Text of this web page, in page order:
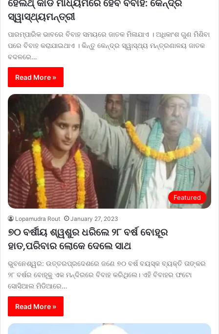
ହେଲଥ୍ କାର୍ଡ ମାଧ୍ୟମରେ ହେବ ବିବାହ: କେନ୍ଦ୍ର
ସ୍ୱାସ୍ଥ୍ୟମନ୍ତ୍ରୀ
ପାରମ୍ପାରିକ ଭାବରେ ବିବାହ ସମୟରେ ଜାତକ ମିଳାଯାଏ । ଅଧିକାଂଶ ଗୁଣ ମିଶିବା
ପରେ ବିବାହ କରାଯାଇଥାଏ । କିନ୍ତୁ କେନ୍ଦ୍ର ସ୍ୱାସ୍ଥ୍ୟ ମନ୍ତ୍ରଣାଳୟ ଜାତକ
ବଦଳରେ…
Read More »
Featured
Lopamudra Rout January 27, 2023
୭୦ ବର୍ଷୀୟ ଶ୍ୱଶୁର ଧରିଲେ ୨୮ ବର୍ଷ ବୋହୂର
ହାତ,ପରିବାର ଲୋକେ ଦେଲେ ସାଥ
ଭୁବନେଶ୍ୱର: ଉତ୍ତରପ୍ରଦେଶରେ ଜଣେ ୭୦ ବର୍ଷ ବୟସ୍କ ବ୍ୟକ୍ତି ତାଙ୍କର
୨୮ ବର୍ଷର ବୋହୂକୁ ଏକ ମନ୍ଦିରରେ ବିବାହ କରିଥିଲେ। ଏହି ବିବାହର ଫଟୋ
ସୋସିଆଲ ମିଡିଆରେ…
Read More »